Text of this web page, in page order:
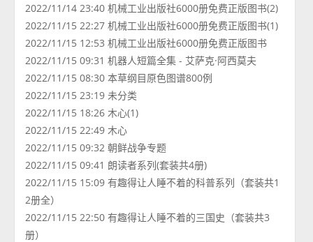
2022/11/14 23:40 机械工业出版社6000册免费正版图书(2)
2022/11/15 22:27 机械工业出版社6000册免费正版图书(1)
2022/11/15 12:53 机械工业出版社6000册免费正版图书
2022/11/15 09:31 机器人短篇全集 - 艾萨克·阿西莫夫
2022/11/15 08:30 本草纲目原色图谱800例
2022/11/15 23:19 未分类
2022/11/15 18:26 木心(1)
2022/11/15 22:49 木心
2022/11/15 09:32 朝鲜战争专题
2022/11/15 09:41 朗读者系列(套装共4册)
2022/11/15 15:09 有趣得让人睡不着的科普系列（套装共1
2册全）
2022/11/15 22:50 有趣得让人睡不着的三国史（套装共3
册）